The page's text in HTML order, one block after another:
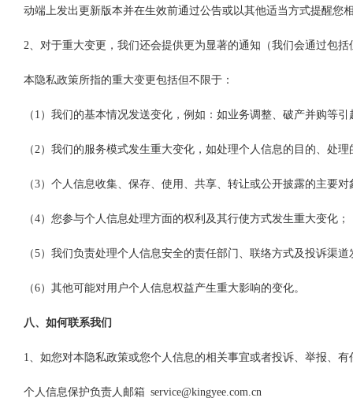
动端上发出更新版本并在生效前通过公告或以其他适当方式提醒您
2、对于重大变更，我们还会提供更为显著的通知（我们会通过包
本隐私政策所指的重大变更包括但不限于：
（1）我们的基本情况发送变化，例如：如业务调整、破产并购等
（2）我们的服务模式发生重大变化，如处理个人信息的目的、处
（3）个人信息收集、保存、使用、共享、转让或公开披露的主要
（4）您参与个人信息处理方面的权利及其行使方式发生重大变化；
（5）我们负责处理个人信息安全的责任部门、联络方式及投诉渠
（6）其他可能对用户个人信息权益产生重大影响的变化。
八、如何联系我们
1、如您对本隐私政策或您个人信息的相关事宜或者投诉、举报、
个人信息保护负责人邮箱 service@kingyee.com.cn